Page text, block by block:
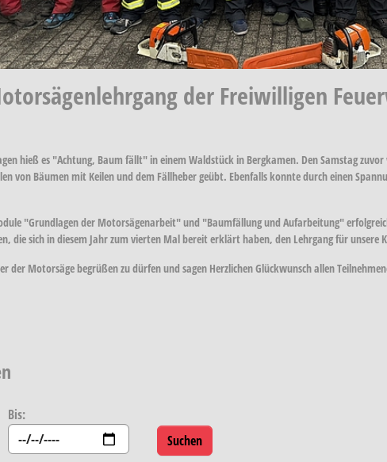
der Freiwilligen
hieß es "Achtung, Baum fällt" in einem Waldstück in Bergkamen. Den Samstag
von Bäumen mit Keilen und dem Fällheber geübt. Ebenfalls konnte durch einen
"Grundlagen der Motorsägenarbeit" und "Baumfällung und Aufarbeitung"
die sich in diesem Jahr zum vierten Mal bereit erklärt haben, den Lehrgang für
der Motorsäge begrüßen zu dürfen und sagen Herzlichen Glückwunsch allen
Bis: